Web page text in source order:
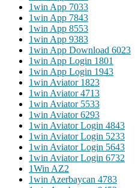
1win App 7033
1win App 7843
1win App 8553
1win App 9383
1win App Download 6023
1win App Login 1801
1win App Login 1943
1win Aviator 1823
1win Aviator 4713
1win Aviator 5533
1win Aviator 6293
1win Aviator Login 4843
1win Aviator Login 5233
1win Aviator Login 5643
1win Aviator Login 6732
1Win AZ2
1win Azerbaycan 4783